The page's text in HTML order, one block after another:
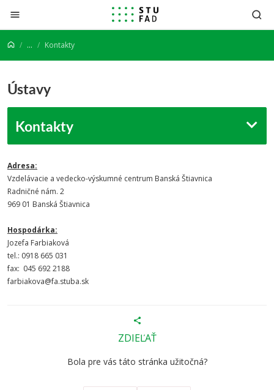
Prejsť na obsah
... Kontakty
Ústavy
Kontakty
Adresa:
Vzdelávacie a vedecko-výskumné centrum Banská Štiavnica
Radničné nám. 2
969 01 Banská Štiavnica
Hospodárka:
Jozefa Farbiaková
tel.: 0918 665 031
fax: 045 692 2188
farbiakova@fa.stuba.sk
ZDIEĽAŤ
Bola pre vás táto stránka užitočná?